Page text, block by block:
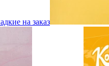
на заказ